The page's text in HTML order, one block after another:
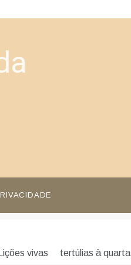
vivas tertúlias à quarta